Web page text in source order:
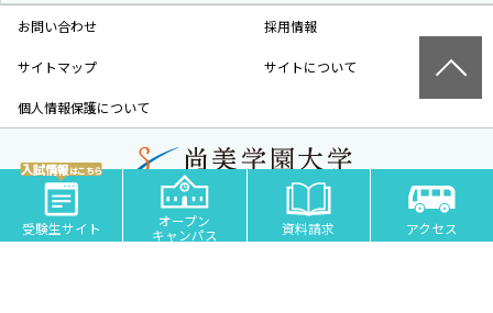
入試情報はこちら
受験生サイト オープン
キャンパス 資料請求 アクセス
お問い合わせ 採用情報
サイトマップ サイトについて
個人情報保護について
尚美学園大学 - 芸術・スポーツ・社会科学の私立大学 | 埼玉県川越市
COPYRIGHT© SHOBI UNIVERSITY JAPAN ALL RIGHTS RESERVED.